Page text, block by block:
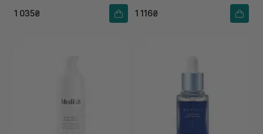
1 035₴ 1 116₴